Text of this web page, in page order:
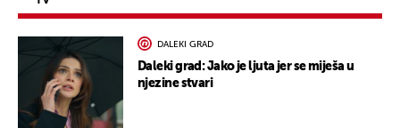
DALEKI GRAD
Daleki grad: Jako je ljuta jer se miješa u
njezine stvari